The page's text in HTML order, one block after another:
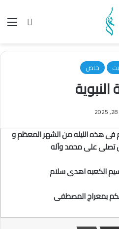
بحث عن
خاص
النبویة
فی هذه اللیله من الشهر المعظم و
تصلی علی محمد وآله
الکعبه اهدی سلام
بمعراج المصطفی